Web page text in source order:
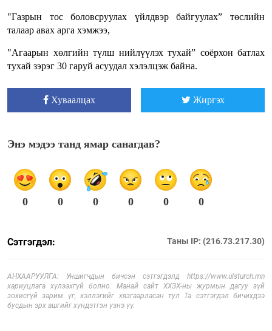
"Газрын тос боловсруулах үйлдвэр байгуулах” төслийн
талаар авах арга хэмжээ,
"Агаарын хөлгийн түлш нийлүүлэх тухай” соёрхон батлах
тухай зэрэг 30 гаруй асуудал хэлэлцэж байна.
Хуваалцах Жиргэх
Энэ мэдээ танд ямар санагдав?
0 0 0 0 0 0
Сэтгэгдэл: Таны IP: (216.73.217.30)
АНХААРУУЛГА: Уншигчдын бичсэн сэтгэгдэлд https://www.ulsturch.mn
хариуцлага хүлээхгүй болно. Манай сайт ХХЗХ-ны журмын дагуу зүй
зохисгүй зарим үг, хэллэгийг хязгаарласан тул Та сэтгэгдэл бичихдээ
бусдын эрх ашгийг хүндэтгэн үзнэ үү.